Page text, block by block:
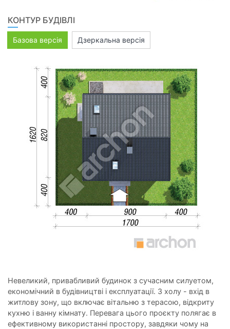
КОНТУР БУДІВЛІ
Базова версія Дзеркальна версія
Невеликий, привабливий будинок з сучасним силуетом,
економічний в будівництві і експлуатації. З холу - вхід в
житлову зону, що включає вітальню з терасою, відкриту
кухню і ванну кімнату. Перевага цього проєкту полягає в
ефективному використанні простору, завдяки чому на